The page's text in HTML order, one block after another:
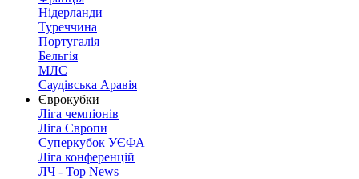
Нідерланди
Туреччина
Португалія
Бельгія
МЛС
Саудівська Аравія
Єврокубки
Ліга чемпіонів
Ліга Європи
Суперкубок УЄФА
Ліга конференцій
ЛЧ - Top News